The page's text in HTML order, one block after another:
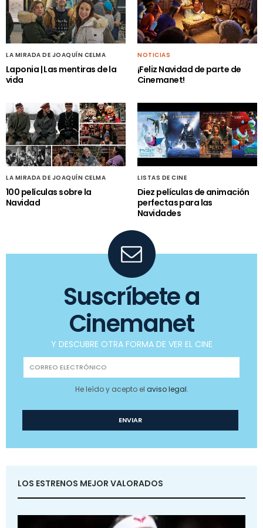
LA MIRADA DE JOAQUÍN CELMA
Laponia | Las mentiras de la
vida
NOTICIAS
¡Feliz Navidad de parte de
Cinemanet!
LA MIRADA DE JOAQUÍN CELMA
100 películas sobre la
Navidad
LISTAS DE CINE
Diez películas de animación
perfectas para las
Navidades
Suscríbete a
Cinemanet
Y DESCUBRE OTRA FORMA DE VER EL CINE
He leído y acepto el aviso legal.
LOS ESTRENOS MEJOR VALORADOS